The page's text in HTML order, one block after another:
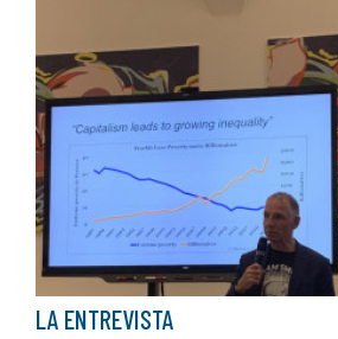
LA ENTREVISTA